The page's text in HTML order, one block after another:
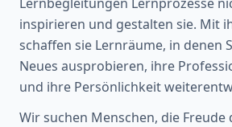
inspirieren und gestalten sie. Mit
schaffen sie Lernräume, in denen
Neues ausprobieren, ihre
und ihre Persönlichkeit
Wir suchen Menschen, die Freude